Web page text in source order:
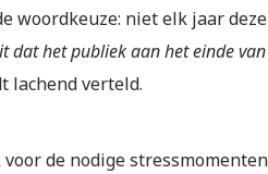
woordkeuze: niet elk jaar
dat het publiek aan het einde
lachend verteld.
de nodige